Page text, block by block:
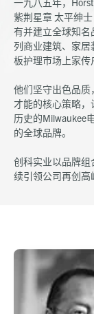
紫荆星章 太平绅
有并建立全球知
列商业建筑、家
板护理市场上家传
他们坚守出色品
才能的核心策略
历史的Milwaukee
的全球品牌。
创科实业以品牌
续引领公司再创高